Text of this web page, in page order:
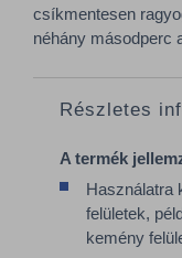
csíkmentesen
néhány másodperc
Részletes
A termék
Használatra
felületek,
kemény